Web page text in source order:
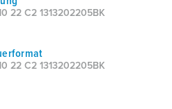
22 C2 1313202205BK
22 C2 1313202205BK